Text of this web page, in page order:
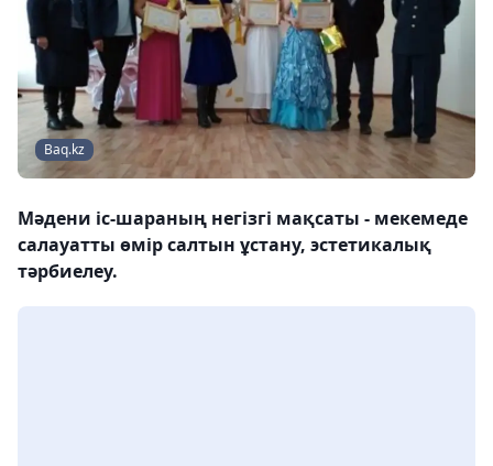
Baq.kz
Мәдени іс-шараның негізгі мақсаты - мекемеде
салауатты өмір салтын ұстану, эстетикалық
тәрбиелеу.